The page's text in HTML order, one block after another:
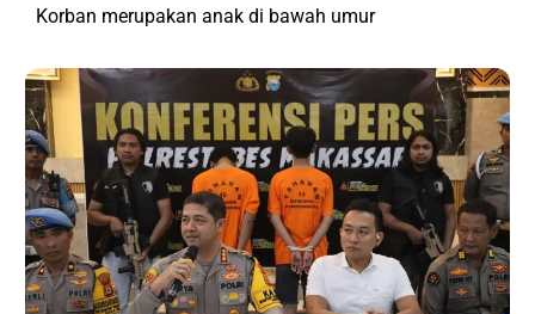
Korban merupakan anak di bawah umur